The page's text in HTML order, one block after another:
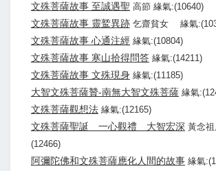
文殊菩薩故事 至誠遇聖 高節 緣氣:(10640)
文殊菩薩故事 靈鹫異跡 乞齋貧女 緣氣
文殊菩薩故事 心通注經 緣氣:(10804)
文殊菩薩故事 寒山拾得問答 緣氣:(14211)
文殊菩薩故事 文殊現身 緣氣:(11185)
大智文殊菩薩贊-南無大智文殊菩薩 緣氣
文殊菩薩觀想法 緣氣:(12165)
文殊菩薩聖誕 一心觀禮 大智宏深 黃念
(12466)
阿彌陀佛和文殊菩薩應化人間的故事 緣氣